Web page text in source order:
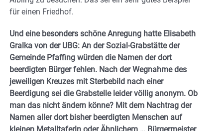
für einen Friedhof.
Und eine besonders schöne Anregung hatte Elisabeth
Gralka von der UBG: An der Sozial-Grabstätte der
Gemeinde Pfaffing würden die Namen der dort
beerdigten Bürger fehlen. Nach der Wegnahme des
jeweiligen Kreuzes mit Sterbebild nach einer
Beerdigung sei die Grabstelle leider völlig anonym. Ob
man das nicht ändern könne? Mit dem Nachtrag der
Namen aller dort bisher beerdigten Menschen auf
kleinen Metalltaferln oder Ähnlichem … Bürgermeister